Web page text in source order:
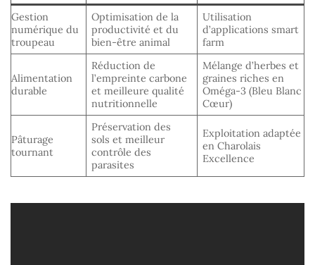
Gestion
numérique du
troupeau
Optimisation de la
productivité et du
bien-être animal
Utilisation
d’applications smart
farm
Alimentation
durable
Réduction de
l’empreinte carbone
et meilleure qualité
nutritionnelle
Mélange d’herbes et
graines riches en
Oméga-3 (Bleu Blanc
Cœur)
Pâturage
tournant
Préservation des
sols et meilleur
contrôle des
parasites
Exploitation adaptée
en Charolais
Excellence